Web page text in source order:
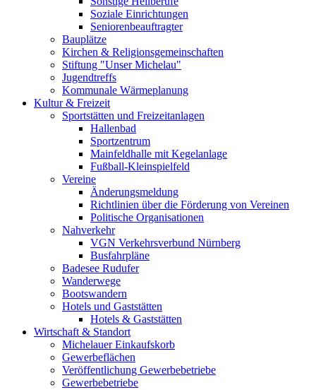
Soziale Einrichtungen
Seniorenbeauftragter
Bauplätze
Kirchen & Religionsgemeinschaften
Stiftung "Unser Michelau"
Jugendtreffs
Kommunale Wärmeplanung
Kultur & Freizeit
Sportstätten und Freizeitanlagen
Hallenbad
Sportzentrum
Mainfeldhalle mit Kegelanlage
Fußball-Kleinspielfeld
Vereine
Änderungsmeldung
Richtlinien über die Förderung von Vereinen
Politische Organisationen
Nahverkehr
VGN Verkehrsverbund Nürnberg
Busfahrpläne
Badesee Rudufer
Wanderwege
Bootswandern
Hotels und Gaststätten
Hotels & Gaststätten
Wirtschaft & Standort
Michelauer Einkaufskorb
Gewerbeflächen
Veröffentlichung Gewerbebetriebe
Gewerbebetriebe